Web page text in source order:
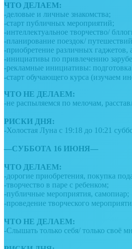
ЧТО ДЕЛАЕМ:
-деловые и личные знакомства;
-старт публичных мероприятий;
-интеллектуальное творчество/
-планирование поездок/
-приобретение различных гаджетов,
-инициативы по привлечению
-рекламные инициативы: подготовка
-старт обучающего курса (изучаем
ЧТО НЕ ДЕЛАЕМ:
-не распыляемся по мелочам,
РИСКИ ДНЯ:
-Холостая Луна с 19:18 до 10:21
—СУББОТА 16 ИЮНЯ—
ЧТО ДЕЛАЕМ:
-дорогие приобретения, покупка
-творчество в паре с ребенком;
-публичные мероприятия, самопиар;
-проведение творческого
ЧТО НЕ ДЕЛАЕМ:
-Слышать только себя/ только своё